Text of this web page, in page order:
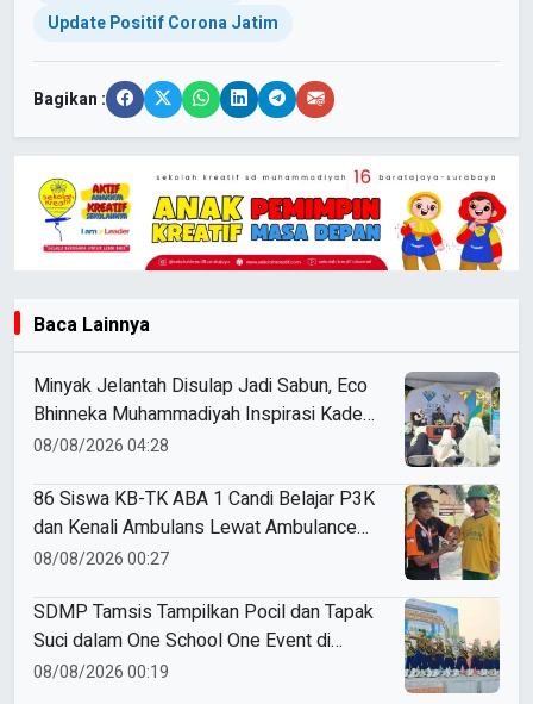
Update Positif Corona Jatim
Bagikan :
Baca Lainnya
Minyak Jelantah Disulap Jadi Sabun, Eco
Bhinneka Muhammadiyah Inspirasi Kader
Nasyiatul Aisyiyah
08/08/2026 04:28
86 Siswa KB-TK ABA 1 Candi Belajar P3K
dan Kenali Ambulans Lewat Ambulance
Goes to Schools
08/08/2026 00:27
SDMP Tamsis Tampilkan Pocil dan Tapak
Suci dalam One School One Event di
Mojokerto
08/08/2026 00:19